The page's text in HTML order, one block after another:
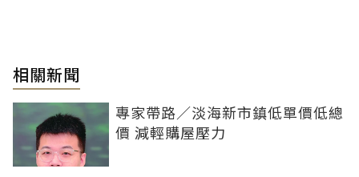
相關新聞
專家帶路／淡海新市鎮低單價低總
價 減輕購屋壓力